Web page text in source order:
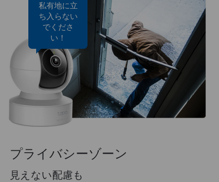
私有地に立
ち入らない
でくださ
い！
プライバシーゾーン
見えない配慮も